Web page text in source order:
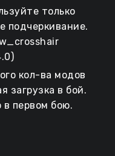
Автору
его)
в описание
качающие
эту матрешку,
только
подчеркивание.
кол-ва модов
загрузка в бой.
в первом бою.
можете уведомить в